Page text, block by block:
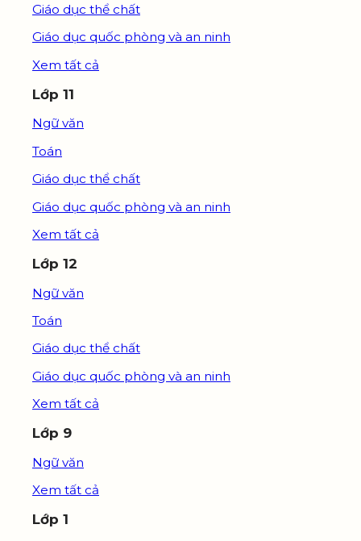
Giáo dục thể chất
Giáo dục quốc phòng và an ninh
Xem tất cả
Lớp 11
Ngữ văn
Toán
Giáo dục thể chất
Giáo dục quốc phòng và an ninh
Xem tất cả
Lớp 12
Ngữ văn
Toán
Giáo dục thể chất
Giáo dục quốc phòng và an ninh
Xem tất cả
Lớp 9
Ngữ văn
Xem tất cả
Lớp 1